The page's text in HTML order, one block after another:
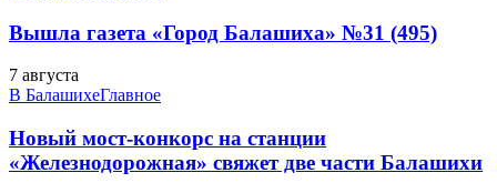
Вышла газета «Город Балашиха» №31 (495)
7 августа
В БалашихеГлавное
Новый мост-конкорс на станции
«Железнодорожная» свяжет две части Балашихи